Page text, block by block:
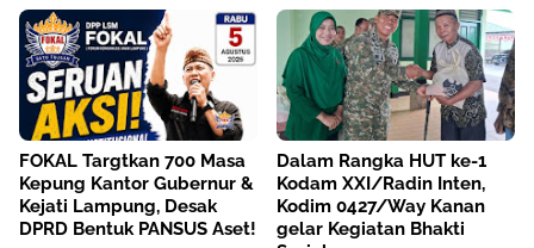
FOKAL Targtkan 700 Masa
Kepung Kantor Gubernur &
Kejati Lampung, Desak
DPRD Bentuk PANSUS Aset!
Dalam Rangka HUT ke-1
Kodam XXI/Radin Inten,
Kodim 0427/Way Kanan
gelar Kegiatan Bhakti